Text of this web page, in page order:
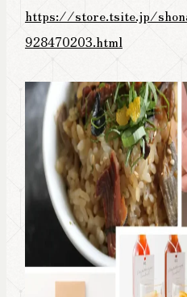
https://store.tsite.jp/
928470203.html